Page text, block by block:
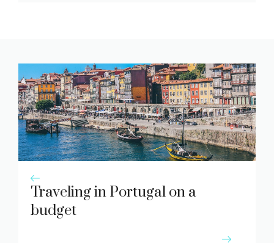
Traveling in Portugal on a
budget